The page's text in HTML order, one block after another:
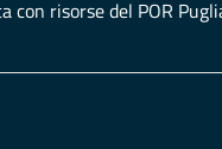
con risorse del POR